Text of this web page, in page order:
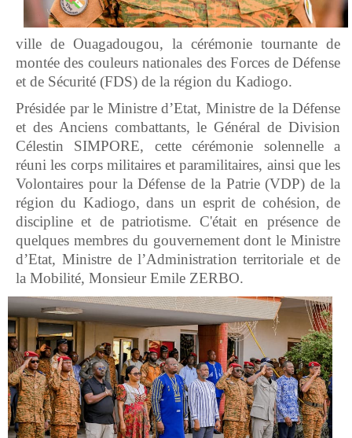
ville de Ouagadougou, la cérémonie tournante de
montée des couleurs nationales des Forces de Défense
et de Sécurité (FDS) de la région du Kadiogo.
Présidée par le Ministre d’Etat, Ministre de la Défense
et des Anciens combattants, le Général de Division
Célestin SIMPORE, cette cérémonie solennelle a
réuni les corps militaires et paramilitaires, ainsi que les
Volontaires pour la Défense de la Patrie (VDP) de la
région du Kadiogo, dans un esprit de cohésion, de
discipline et de patriotisme. C'était en présence de
quelques membres du gouvernement dont le Ministre
d’Etat, Ministre de l’Administration territoriale et de
la Mobilité, Monsieur Emile ZERBO.